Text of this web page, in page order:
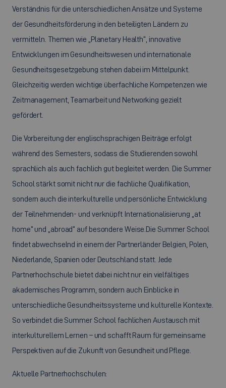
Verständnis für die unterschiedlichen Ansätze und Systeme
der Gesundheitsförderung in den beteiligten Ländern zu
vermitteln. Themen wie „Planetary Health“, innovative
Entwicklungen im Gesundheitswesen und internationale
Gesundheitsgesetzgebung stehen dabei im Mittelpunkt.
Gleichzeitig werden wichtige überfachliche Kompetenzen wie
Zeitmanagement, Teamarbeit und Networking gezielt
gefördert.
Die Vorbereitung der englischsprachigen Beiträge erfolgt
während des Semesters, sodass die Studierenden sowohl
sprachlich als auch fachlich gut begleitet werden. Die Summer
School stärkt somit nicht nur die fachliche Qualifikation,
sondern auch die interkulturelle und persönliche Entwicklung
der Teilnehmenden- und verknüpft Internationalisierung „at
home“ und „abroad“ auf besondere Weise.Die Summer School
findet abwechselnd in einem der Partnerländer Belgien, Polen,
Niederlande, Spanien oder Deutschland statt. Jede
Partnerhochschule bietet dabei nicht nur ein vielfältiges
akademisches Programm, sondern auch Einblicke in
unterschiedliche Gesundheitssysteme und kulturelle Kontexte.
So verbindet die Summer School fachlichen Austausch mit
interkulturellem Lernen – und schafft Raum für gemeinsame
Perspektiven auf die Zukunft von Gesundheit und Pflege.
Aktuelle Partnerhochschulen: